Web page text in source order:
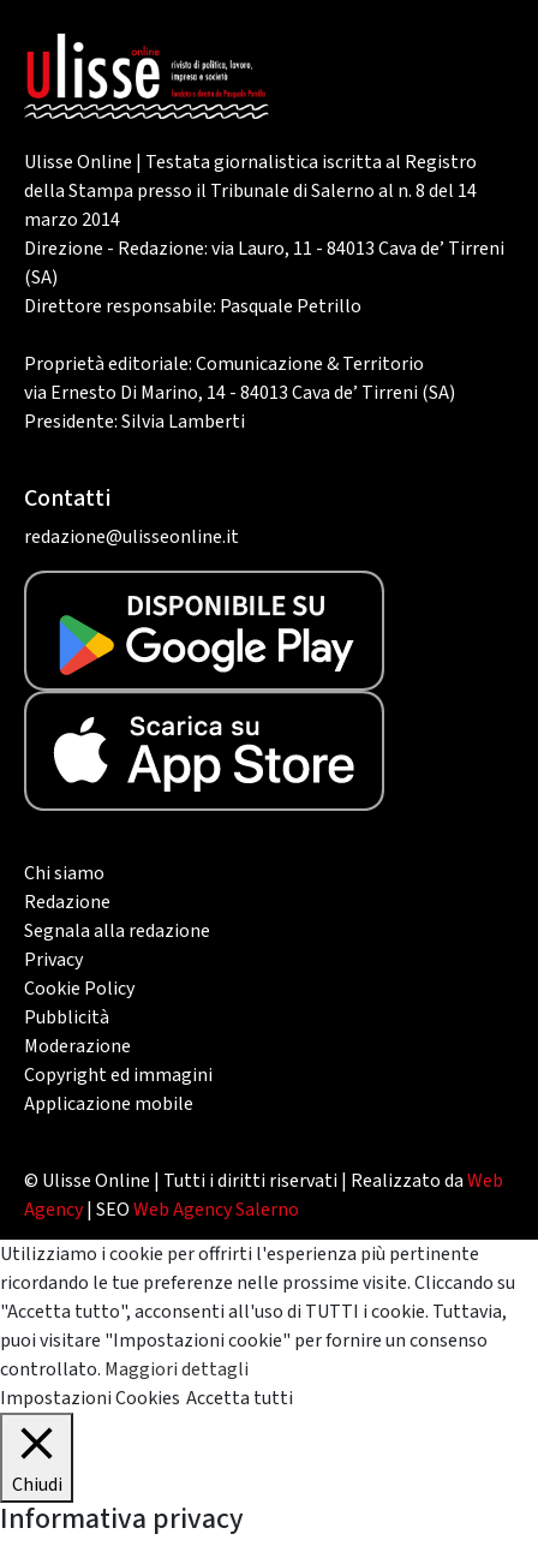
Ulisse Online | Testata giornalistica iscritta al Registro
della Stampa presso il Tribunale di Salerno al n. 8 del 14
marzo 2014
Direzione - Redazione: via Lauro, 11 - 84013 Cava de’ Tirreni
(SA)
Direttore responsabile: Pasquale Petrillo
Proprietà editoriale: Comunicazione & Territorio
via Ernesto Di Marino, 14 - 84013 Cava de’ Tirreni (SA)
Presidente: Silvia Lamberti
Contatti
redazione@ulisseonline.it
Chi siamo
Redazione
Segnala alla redazione
Privacy
Cookie Policy
Pubblicità
Moderazione
Copyright ed immagini
Applicazione mobile
© Ulisse Online | Tutti i diritti riservati | Realizzato daWeb
Agency| SEOWeb Agency Salerno
Utilizziamo i cookie per offrirti l'esperienza più pertinente
ricordando le tue preferenze nelle prossime visite. Cliccando su
"Accetta tutto", acconsenti all'uso di TUTTI i cookie. Tuttavia,
puoi visitare "Impostazioni cookie" per fornire un consenso
controllato. Maggiori dettagli
Impostazioni Cookies Accetta tutti
Chiudi
Informativa privacy